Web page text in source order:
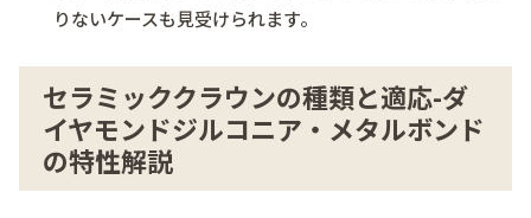
りないケースも見受けられます。
セラミッククラウンの種類と適応-ダ
イヤモンドジルコニア・メタルボンド
の特性解説